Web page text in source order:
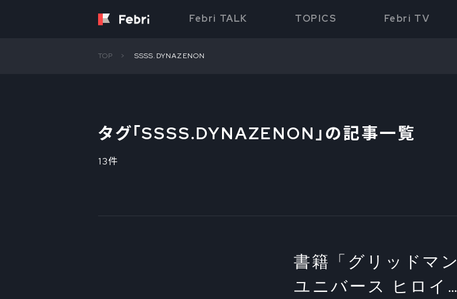
Febri TALK TOPICS Febri TV
TOP SSSS.DYNAZENON
タグ「SSSS.DYNAZENON」の記事一覧
13件
書籍「グリッドマン
ユニバース ヒロイン